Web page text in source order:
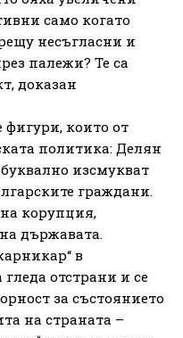
само когато
несъгласни и
палежи? Те са
доказан
фигури, които от
политика: Делян
изсмукват
граждани.
корупция,
държавата.
в
отстрани и се
за състоянието
на страната –